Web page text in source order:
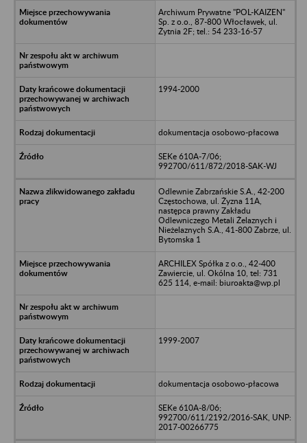
Archiwum Prywatne "POL-KAIZEN"
Sp. z o.o., 87-800 Włocławek, ul.
Żytnia 2F; tel.: 54 233-16-57
1994-2000
dokumentacja osobowo-płacowa
SEKe 610A-7/06;
992700/611/872/2018-SAK-WJ
Odlewnie Zabrzańskie S.A., 42-200
Częstochowa, ul. Żyzna 11A,
następca prawny Zakładu
Odlewniczego Metali Żelaznych i
Nieżelaznych S.A., 41-800 Zabrze, ul.
Bytomska 1
ARCHILEX Spółka z o.o., 42-400
Zawiercie, ul. Okólna 10, tel: 731
625 114, e-mail: biuroakta@wp.pl
1999-2007
dokumentacja osobowo-płacowa
SEKe 610A-8/06;
992700/611/2192/2016-SAK, UNP:
2017-00266775